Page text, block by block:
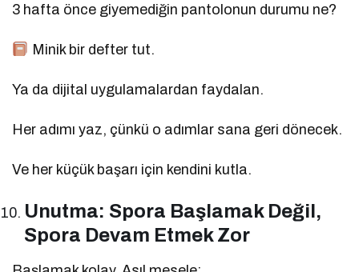
3 hafta önce giyemediğin pantolonun durumu ne?
Minik bir defter tut.
Ya da dijital uygulamalardan faydalan.
Her adımı yaz, çünkü o adımlar sana geri dönecek.
Ve her küçük başarı için kendini kutla.
Unutma: Spora Başlamak Değil,
Spora Devam Etmek Zor